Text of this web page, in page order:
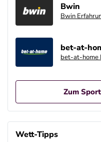
Bwin
Bwin
bet-at-
bet-at-home
Zum
Betano
Wett-Tipps